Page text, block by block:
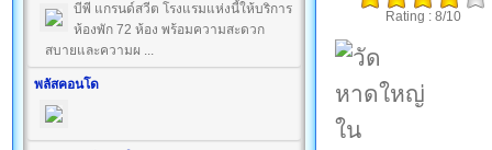
บีพี แกรนด์สวีต โรงแรมแห่งนี้ให้บริการ
ห้องพัก 72 ห้อง พร้อมความสะดวก
สบายและความผ ...
พลัสคอนโด
Rating : 8/10